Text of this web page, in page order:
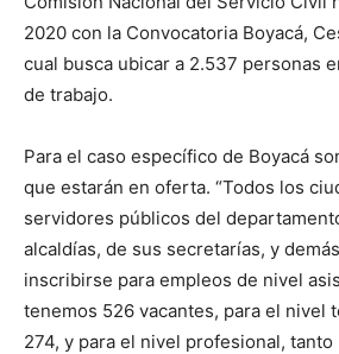
2020 con la Convocatoria Boyacá,
cual busca ubicar a 2.537 personas
de trabajo.
Para el caso específico de Boyacá
que estarán en oferta. “Todos los
servidores públicos del
alcaldías, de sus secretarías, y
inscribirse para empleos de nivel
tenemos 526 vacantes, para el nivel
274, y para el nivel profesional,